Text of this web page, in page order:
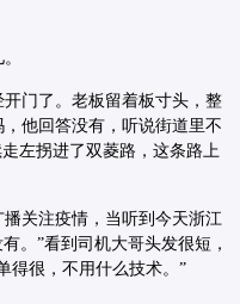
门了。老板留着板寸头，整
他回答没有，听说街道里不
左拐进了双菱路，这条路上
关注疫情，当听到今天浙江
。”看到司机大哥头发很短，
得很，不用什么技术。”